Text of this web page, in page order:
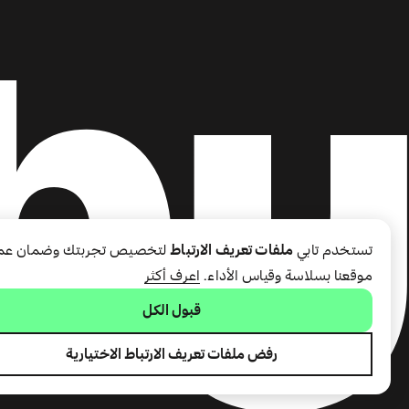
تستخدم تابي ملفات تعريف الارتباطلتخصيص تجربتك وضمان
موقعنا بسلاسة وقياس الأداء. اعرف أكثر
قبول الكل
رفض ملفات تعريف الارتباط الاختيارية